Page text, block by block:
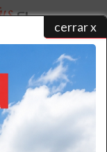
cerrar x